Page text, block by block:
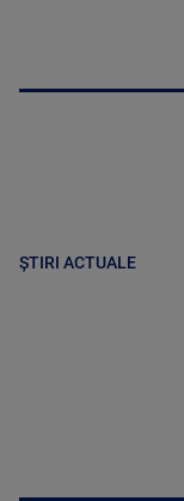
ȘTIRI ACTUALE